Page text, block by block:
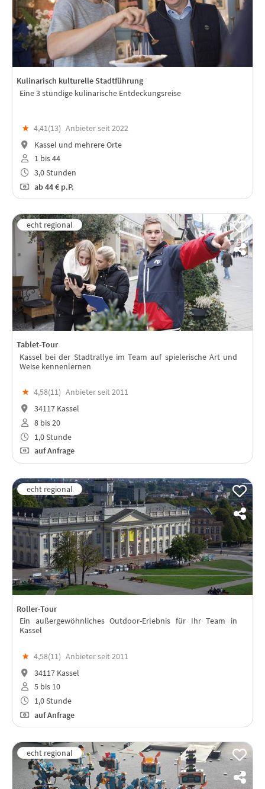
Kulinarisch kulturelle Stadtführung
Eine 3 stündige kulinarische Entdeckungsreise
★ 4,41(13) Anbieter seit 2022
Kassel und mehrere Orte
1 bis 44
3,0 Stunden
ab44 € p.P.
Tablet-Tour
Kassel bei der Stadtrallye im Team auf spielerische Art und
Weise kennenlernen
★ 4,58(11) Anbieter seit 2011
34117 Kassel
8 bis 20
1,0 Stunde
auf Anfrage
Roller-Tour
Ein außergewöhnliches Outdoor-Erlebnis für Ihr Team in
Kassel
★ 4,58(11) Anbieter seit 2011
34117 Kassel
5 bis 10
1,0 Stunde
auf Anfrage